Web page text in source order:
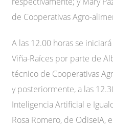
de Cooperativas Agro-
A las 12.00 horas se
Viña-Raíces por parte de
técnico de Cooperativas
y posteriormente, a las
Inteligencia Artificial e
Rosa Romero, de OdiseIA,